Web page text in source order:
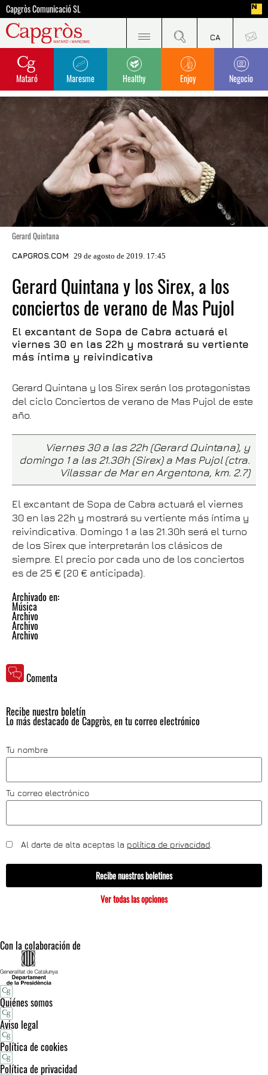
Capgròs Comunicació SL
Mataró Maresme Healthy Enjoy Negocio
Gerard Quintana
CAPGROS.COM 29 de agosto de 2019. 17:45
Gerard Quintana y los Sirex, a los
conciertos de verano de Mas Pujol
El excantant de Sopa de Cabra actuará el
viernes 30 en las 22h y mostrará su vertiente
más íntima y reivindicativa
Gerard Quintana y los Sirex serán los protagonistas
del ciclo Conciertos de verano de Mas Pujol de este
año.
Viernes 30 a las 22h (Gerard Quintana), y
domingo 1 a las 21.30h (Sirex) a Mas Pujol (ctra.
Vilassar de Mar en Argentona, km. 2.7)
El excantant de Sopa de Cabra actuará el viernes
30 en las 22h y mostrará su vertiente más íntima y
reivindicativa. Domingo 1 a las 21.30h será el turno
de los Sirex que interpretarán los clásicos de
siempre. El precio por cada uno de los conciertos
es de 25 € (20 € anticipada).
Archivado en:
Música
Archivo
Archivo
Archivo
Comenta
Recibe nuestro boletín
Lo más destacado de Capgròs, en tu correo electrónico
Tu nombre
Tu correo electrónico
Al darte de alta aceptas la política de privacidad
Recibe nuestros boletines
Ver todas las opciones
Con la colaboración de
Quiénes somos
Aviso legal
Política de cookies
Política de privacidad